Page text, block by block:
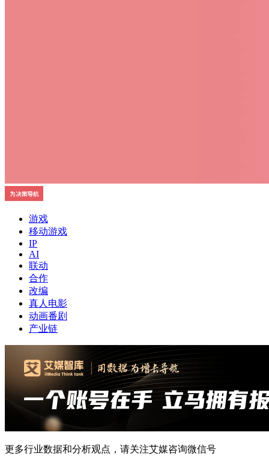
游戏
移动游戏
IP
AI
联动
合作
改编
真人电影
动画番剧
产业链
更多行业数据和分析观点，请关注艾媒咨询微信号